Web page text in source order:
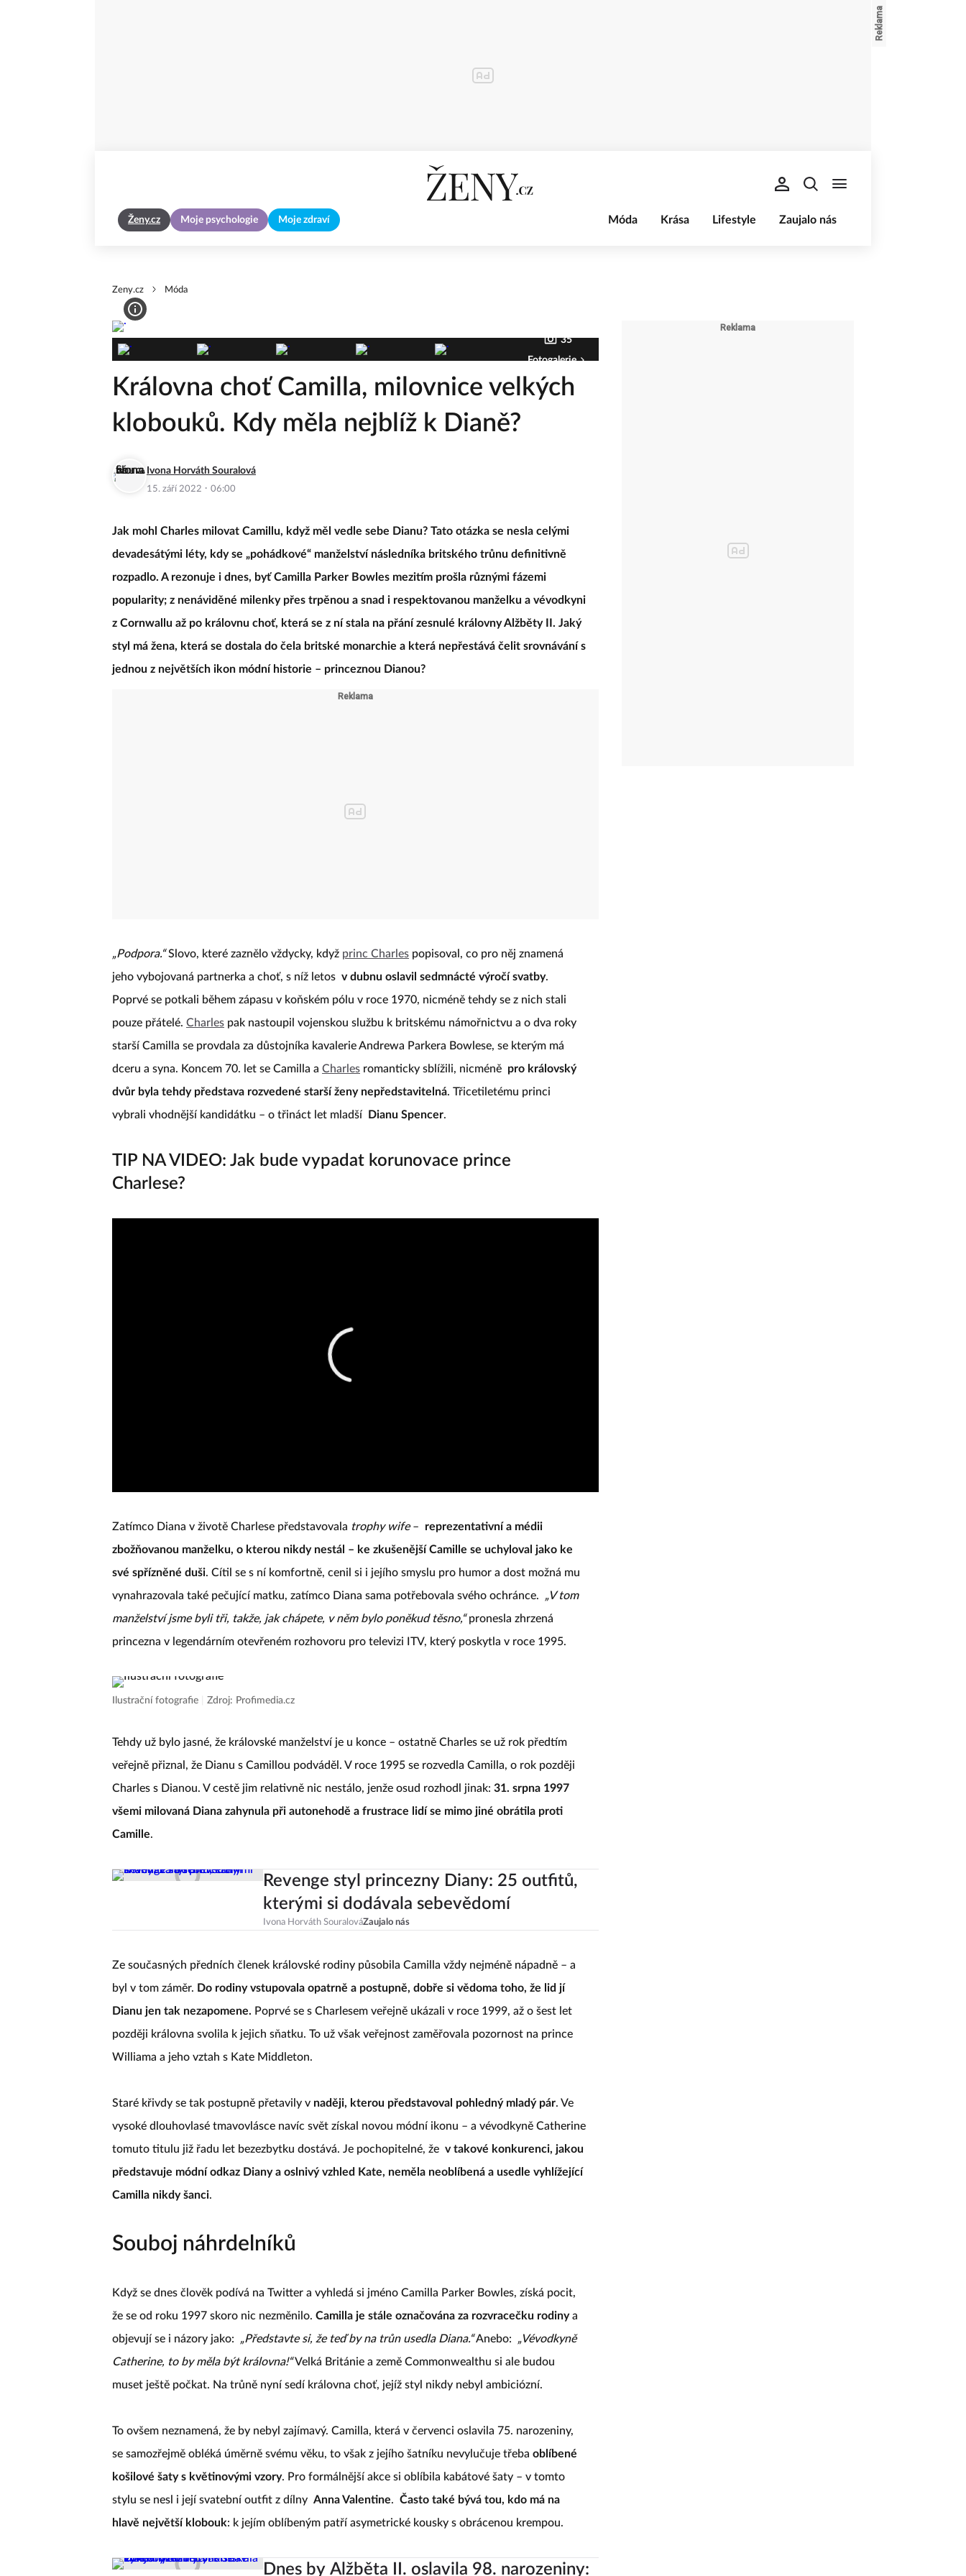
Ženy.cz Moje psychologie Moje zdraví Móda Krása Lifestyle Zaujalo nás
Zeny.cz Móda
35
Fotogalerie
Královna choť Camilla, milovnice velkých
klobouků. Kdy měla nejblíž k Dianě?
Ivona Horváth Souralová
15. září 2022 · 06:00
Jak mohl Charles milovat Camillu, když měl vedle sebe Dianu? Tato otázka se nesla celými
devadesátými léty, kdy se „pohádkové“ manželství následníka britského trůnu definitivně
rozpadlo. A rezonuje i dnes, byť Camilla Parker Bowles mezitím prošla různými fázemi
popularity; z nenáviděné milenky přes trpěnou a snad i respektovanou manželku a vévodkyni
z Cornwallu až po královnu choť, která se z ní stala na přání zesnulé královny Alžběty II. Jaký
styl má žena, která se dostala do čela britské monarchie a která nepřestává čelit srovnávání s
jednou z největších ikon módní historie – princeznou Dianou?
„Podpora.“Slovo, které zaznělo vždycky, když princ Charles popisoval, co pro něj znamená
jeho vybojovaná partnerka a choť, s níž letos v dubnu oslavil sedmnácté výročí svatby.
Poprvé se potkali během zápasu v koňském pólu v roce 1970, nicméně tehdy se z nich stali
pouze přátelé. Charles pak nastoupil vojenskou službu k britskému námořnictvu a o dva roky
starší Camilla se provdala za důstojníka kavalerie Andrewa Parkera Bowlese, se kterým má
dceru a syna. Koncem 70. let se Camilla a Charles romanticky sblížili, nicméně pro královský
dvůr byla tehdy představa rozvedené starší ženy nepředstavitelná. Třicetiletému princi
vybrali vhodnější kandidátku – o třináct let mladší
Dianu Spencer.
TIP NA VIDEO: Jak bude vypadat korunovace prince
Charlese?
Zatímco Diana v životě Charlese představovala trophy wife–
reprezentativní a médii
zbožňovanou manželku, o kterou nikdy nestál – ke zkušenější Camille se uchyloval jako ke
své spřízněné duši. Cítil se s ní komfortně, cenil si i jejího smyslu pro humor a dost možná mu
vynahrazovala také pečující matku, zatímco Diana sama potřebovala svého ochránce.
„V tom
manželství jsme byli tři, takže, jak chápete, v něm bylo poněkud těsno,“pronesla zhrzená
princezna v legendárním otevřeném rozhovoru pro televizi ITV, který poskytla v roce 1995.
Ilustrační fotografie Zdroj: Profimedia.cz
Tehdy už bylo jasné, že královské manželství je u konce – ostatně Charles se už rok předtím
veřejně přiznal, že Dianu s Camillou podváděl. V roce 1995 se rozvedla Camilla, o rok později
Charles s Dianou. V cestě jim relativně nic nestálo, jenže osud rozhodl jinak: 31. srpna 1997
všemi milovaná Diana zahynula při autonehodě a frustrace lidí se mimo jiné obrátila proti
Camille.
Revenge styl princezny Diany: 25 outfitů,
kterými si dodávala sebevědomí
Ivona Horváth SouralováZaujalo nás
Ze současných předních členek královské rodiny působila Camilla vždy nejméně nápadně – a
byl v tom záměr. Do rodiny vstupovala opatrně a postupně, dobře si vědoma toho, že lid jí
Dianu jen tak nezapomene. Poprvé se s Charlesem veřejně ukázali v roce 1999, až o šest let
později královna svolila k jejich sňatku. To už však veřejnost zaměřovala pozornost na prince
Williama a jeho vztah s Kate Middleton.
Staré křivdy se tak postupně přetavily v naději, kterou představoval pohledný mladý pár. Ve
vysoké dlouhovlasé tmavovlásce navíc svět získal novou módní ikonu – a vévodkyně Catherine
tomuto titulu již řadu let bezezbytku dostává. Je pochopitelné, že v takové konkurenci, jakou
představuje módní odkaz Diany a oslnivý vzhled Kate, neměla neoblíbená a usedle vyhlížející
Camilla nikdy šanci.
Souboj náhrdelníků
Když se dnes člověk podívá na Twitter a vyhledá si jméno Camilla Parker Bowles, získá pocit,
že se od roku 1997 skoro nic nezměnilo. Camilla je stále označována za rozvracečku rodinya
objevují se i názory jako:
„Představte si, že teď by na trůn usedla Diana.“Anebo:
„Vévodkyně
Catherine, to by měla být královna!“Velká Británie a země Commonwealthu si ale budou
muset ještě počkat. Na trůně nyní sedí královna choť, jejíž styl nikdy nebyl ambiciózní.
To ovšem neznamená, že by nebyl zajímavý. Camilla, která v červenci oslavila 75. narozeniny,
se samozřejmě obléká úměrně svému věku, to však z jejího šatníku nevylučuje třeba oblíbené
košilové šaty s květinovými vzory. Pro formálnější akce si oblíbila kabátové šaty – v tomto
stylu se nesl i její svatební outfit z dílny Anna Valentine. Často také bývá tou, kdo má na
hlavě největší klobouk: k jejím oblíbeným patří asymetrické kousky s obrácenou krempou.
Dnes by Alžběta II. oslavila 98. narozeniny: